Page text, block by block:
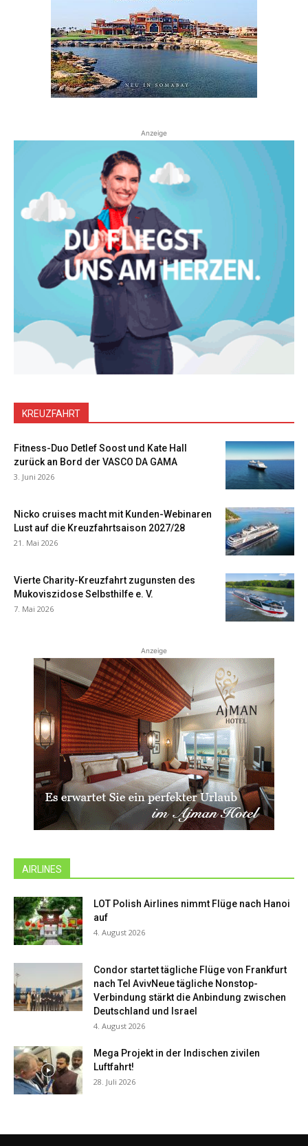
Anzeige
KREUZFAHRT
Fitness-Duo Detlef Soost und Kate Hall
zurück an Bord der VASCO DA GAMA
3. Juni 2026
Nicko cruises macht mit Kunden-Webinaren
Lust auf die Kreuzfahrtsaison 2027/28
21. Mai 2026
Vierte Charity-Kreuzfahrt zugunsten des
Mukoviszidose Selbsthilfe e. V.
7. Mai 2026
Anzeige
AIRLINES
LOT Polish Airlines nimmt Flüge nach Hanoi
auf
4. August 2026
Condor startet tägliche Flüge von Frankfurt
nach Tel AvivNeue tägliche Nonstop-
Verbindung stärkt die Anbindung zwischen
Deutschland und Israel
4. August 2026
Mega Projekt in der Indischen zivilen
Luftfahrt!
28. Juli 2026